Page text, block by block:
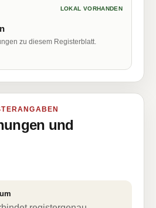
LOKAL VORHANDEN
zu diesem Registerblatt.
und